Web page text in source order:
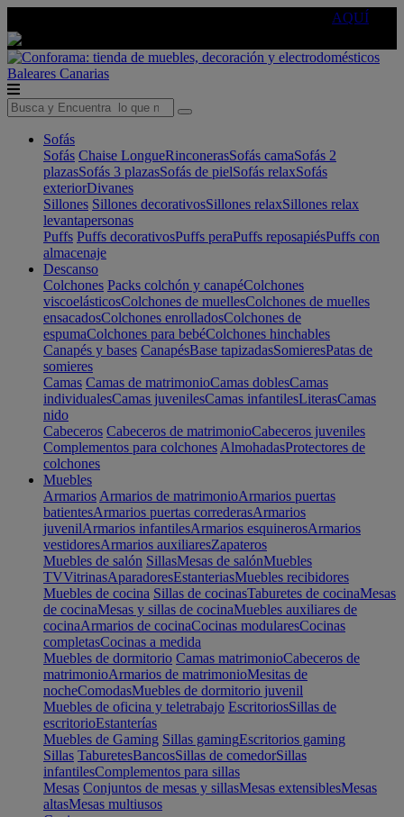
AQUÍ
Baleares Canarias
Sofás
Sofás Chaise LongueRinconerasSofás camaSofás 2
plazasSofás 3 plazasSofás de pielSofás relaxSofás
exteriorDivanes
Sillones Sillones decorativosSillones relaxSillones relax
levantapersonas
Puffs Puffs decorativosPuffs peraPuffs reposapiésPuffs con
almacenaje
Descanso
Colchones Packs colchón y canapéColchones
viscoelásticosColchones de muellesColchones de muelles
ensacadosColchones enrolladosColchones de
espumaColchones para bebéColchones hinchables
Canapés y bases CanapésBase tapizadasSomieresPatas de
somieres
Camas Camas de matrimonioCamas doblesCamas
individualesCamas juvenilesCamas infantilesLiterasCamas
nido
Cabeceros Cabeceros de matrimonioCabeceros juveniles
Complementos para colchones AlmohadasProtectores de
colchones
Muebles
Armarios Armarios de matrimonioArmarios puertas
batientesArmarios puertas correderasArmarios
juvenilArmarios infantilesArmarios esquinerosArmarios
vestidoresArmarios auxiliaresZapateros
Muebles de salón SillasMesas de salónMuebles
TVVitrinasAparadoresEstanteriasMuebles recibidores
Muebles de cocina Sillas de cocinasTaburetes de cocinaMesas
de cocinaMesas y sillas de cocinaMuebles auxiliares de
cocinaArmarios de cocinaCocinas modularesCocinas
completasCocinas a medida
Muebles de dormitorio Camas matrimonioCabeceros de
matrimonioArmarios de matrimonioMesitas de
nocheComodasMuebles de dormitorio juvenil
Muebles de oficina y teletrabajo EscritoriosSillas de
escritorioEstanterías
Muebles de Gaming Sillas gamingEscritorios gaming
Sillas TaburetesBancosSillas de comedorSillas
infantilesComplementos para sillas
Mesas Conjuntos de mesas y sillasMesas extensiblesMesas
altasMesas multiusos